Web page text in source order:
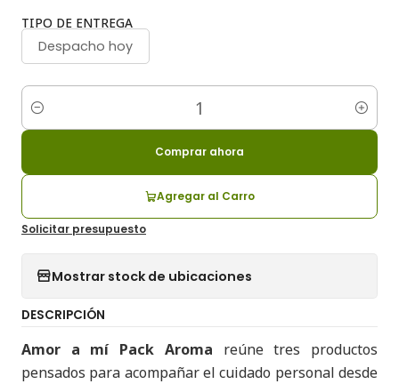
TIPO DE ENTREGA
Despacho hoy
Cantidad
Agregar al Carro
Comprar ahora
Solicitar presupuesto
Mostrar stock de ubicaciones
DESCRIPCIÓN
Amor a mí Pack Aroma reúne tres productos
pensados para acompañar el cuidado personal desde